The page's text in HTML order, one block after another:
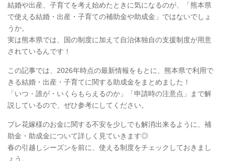
結婚や出産、子育てを考え始めたときに気になるのが、「熊本県
で使える結婚・出産・子育ての補助金や助成金」ではないでしょ
うか。
実は熊本県では、国の制度に加えて自治体独自の支援制度が用意
されているんです！
この記事では、2026年時点の最新情報をもとに、熊本県で利用で
きる結婚・出産・子育てに関する助成金をまとめました！
「いつ・誰が・いくらもらえるのか」「申請時の注意点」まで解
説しているので、ぜひ参考にしてください。
プレ花嫁様のお金に関する不安を少しでも解消出来るように、補
助金・助成金について詳しく見ていきます◎
春の引越しシーズンを前に、使える制度をチェックしておきまし
ょう。